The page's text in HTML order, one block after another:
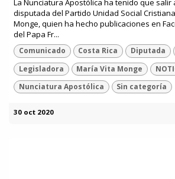
La Nunciatura Apostólica ha tenido que salir
disputada del Partido Unidad Social Cristiana
Monge, quien ha hecho publicaciones en
del Papa Fr...
Comunicado Costa Rica Diputada
Legisladora
María Vita Monge
Nunciatura Apostólica
Sin categoría
30 oct 2020